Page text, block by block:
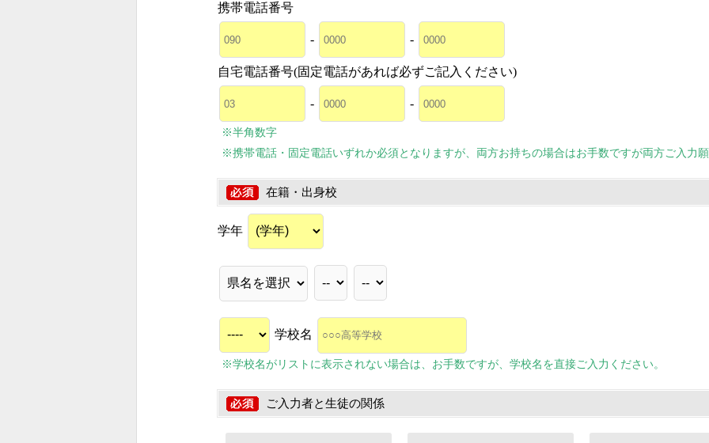
携帯電話番号
- -
自宅電話番号(固定電話があれば必ずご記入ください)
- -
※半角数字
※携帯電話・固定電話いずれか必須となりますが、両方お持ちの場合はお手数ですが両方ご入力
在籍・出身校
学年
学校名
※学校名がリストに表示されない場合は、お手数ですが、学校名を直接ご入力ください。
ご入力者と生徒の関係